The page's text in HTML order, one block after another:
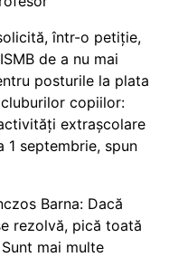
într-o petiție,
de a nu mai
posturile la plata
copiilor:
extrașcolare
1 septembrie, spun
Barna: Dacă
rezolvă, pică toată
mai multe